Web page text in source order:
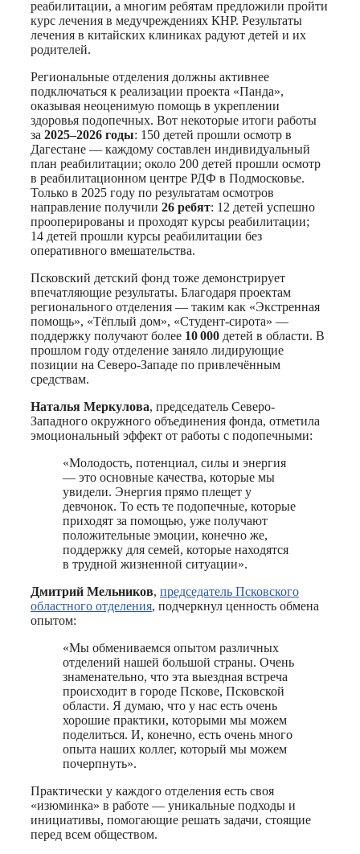
реабилитации, а многим ребятам предложили пройти
курс лечения в медучреждениях КНР. Результаты
лечения в китайских клиниках радуют детей и их
родителей.
Региональные отделения должны активнее
подключаться к реализации проекта «Панда»,
оказывая неоценимую помощь в укреплении
здоровья подопечных. Вот некоторые итоги работы
за 2025–2026 годы: 150 детей прошли осмотр в
Дагестане — каждому составлен индивидуальный
план реабилитации; около 200 детей прошли осмотр
в реабилитационном центре РДФ в Подмосковье.
Только в 2025 году по результатам осмотров
направление получили 26 ребят: 12 детей успешно
прооперированы и проходят курсы реабилитации;
14 детей прошли курсы реабилитации без
оперативного вмешательства.
Псковский детский фонд тоже демонстрирует
впечатляющие результаты. Благодаря проектам
регионального отделения — таким как «Экстренная
помощь», «Тёплый дом», «Студент-сирота» —
поддержку получают более 10 000 детей в области. В
прошлом году отделение заняло лидирующие
позиции на Северо-Западе по привлечённым
средствам.
Наталья Меркулова, председатель Северо-
Западного окружного объединения фонда, отметила
эмоциональный эффект от работы с подопечными:
«Молодость, потенциал, силы и энергия
— это основные качества, которые мы
увидели. Энергия прямо плещет у
девчонок. То есть те подопечные, которые
приходят за помощью, уже получают
положительные эмоции, конечно же,
поддержку для семей, которые находятся
в трудной жизненной ситуации».
Дмитрий Мельников, председатель Псковского
областного отделения, подчеркнул ценность обмена
опытом:
«Мы обмениваемся опытом различных
отделений нашей большой страны. Очень
знаменательно, что эта выездная встреча
происходит в городе Пскове, Псковской
области. Я думаю, что у нас есть очень
хорошие практики, которыми мы можем
поделиться. И, конечно, есть очень много
опыта наших коллег, который мы можем
почерпнуть».
Практически у каждого отделения есть своя
«изюминка» в работе — уникальные подходы и
инициативы, помогающие решать задачи, стоящие
перед всем обществом.